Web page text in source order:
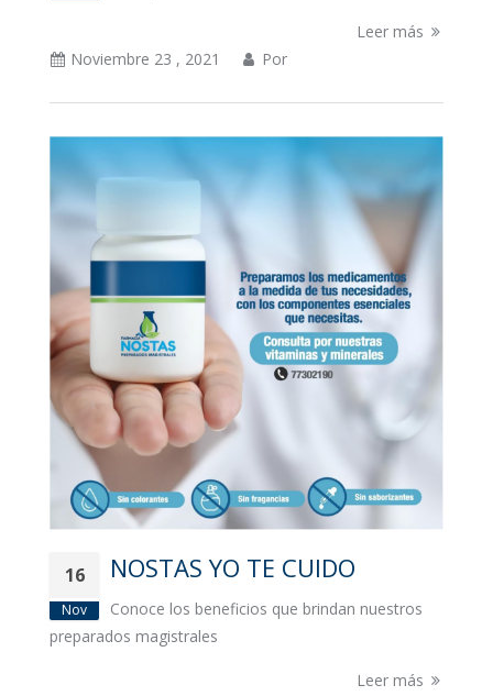
Leer más
Noviembre 23 , 2021
Por
16
Nov
NOSTAS YO TE CUIDO
Conoce los beneficios que brindan nuestros
preparados magistrales
Leer más